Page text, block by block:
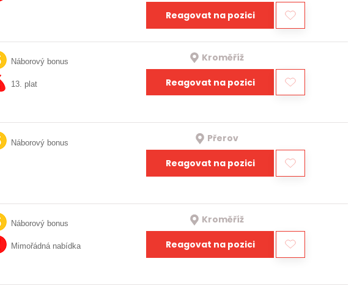
Reagovat na pozici
Náborový bonus
13. plat
Kroměříž
Reagovat na pozici
Náborový bonus Přerov
Reagovat na pozici
Náborový bonus
Mimořádná nabídka
Kroměříž
Reagovat na pozici